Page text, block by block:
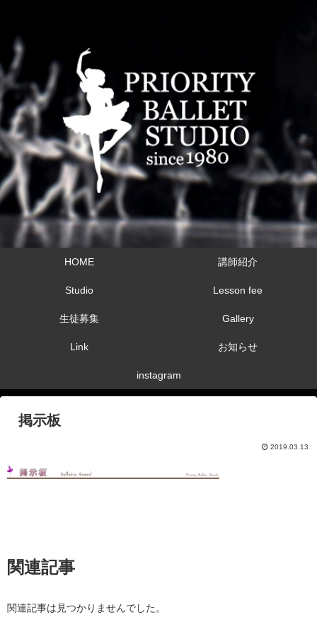
HOME 講師紹介
Studio Lesson fee
生徒募集 Gallery
Link お知らせ
instagram
掲示板
2019.03.13
関連記事
関連記事は見つかりませんでした。